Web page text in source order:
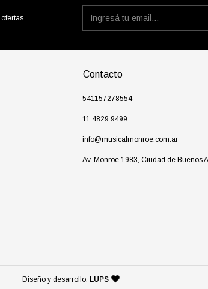
Contacto
541157278554
11 4829 9499
info@musicalmonroe.com.ar
Av. Monroe 1983, Ciudad de Buenos
Diseño y desarrollo: LUPS — agencia de diseño y